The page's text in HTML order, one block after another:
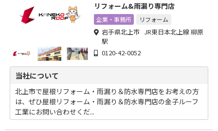
リフォーム&雨漏り専門店
企業・事務所 リフォーム
岩手県北上市 JR東日本北上線 柳原
駅
0120-42-0052
当社について
北上市で屋根リフォーム・雨漏り＆防水専門店をお考えの方
は、ぜひ屋根リフォーム・雨漏り＆防水専門店の金子ルーフ
工業にお問い合わせくだ...